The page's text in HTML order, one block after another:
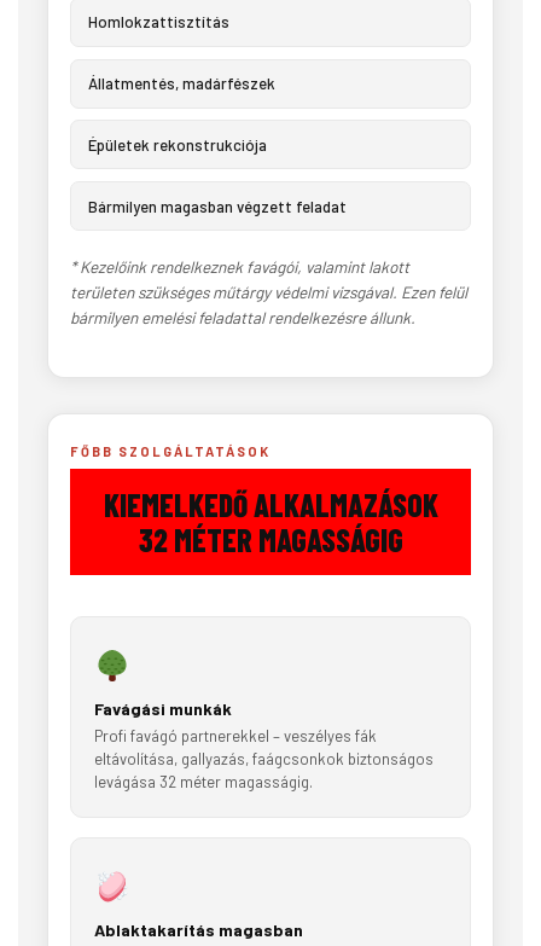
Homlokzattisztítás
Állatmentés, madárfészek
Épületek rekonstrukciója
Bármilyen magasban végzett feladat
* Kezelőink rendelkeznek favágói, valamint lakott
területen szükséges műtárgy védelmi vizsgával. Ezen felül
bármilyen emelési feladattal rendelkezésre állunk.
FŐBB SZOLGÁLTATÁSOK
KIEMELKEDŐ ALKALMAZÁSOK
32 MÉTER MAGASSÁGIG
Favágási munkák
Profi favágó partnerekkel – veszélyes fák
eltávolítása, gallyazás, faágcsonkok biztonságos
levágása 32 méter magasságig.
Ablaktakarítás magasban